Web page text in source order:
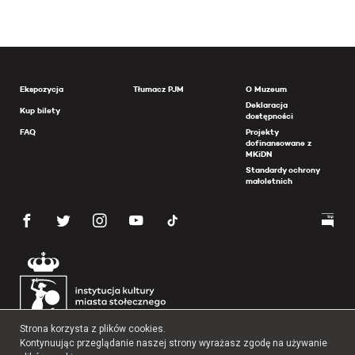
Ekspozycja
Kup bilety
FAQ
Tłumacz PJM
O Muzeum
Deklaracja
dostępności
Projekty
dofinansowane z
MKiDN
Standardy ochrony
małoletnich
Strona korzysta z plików cookies.
Kontynuując przeglądanie naszej strony wyrażasz zgodę na używanie